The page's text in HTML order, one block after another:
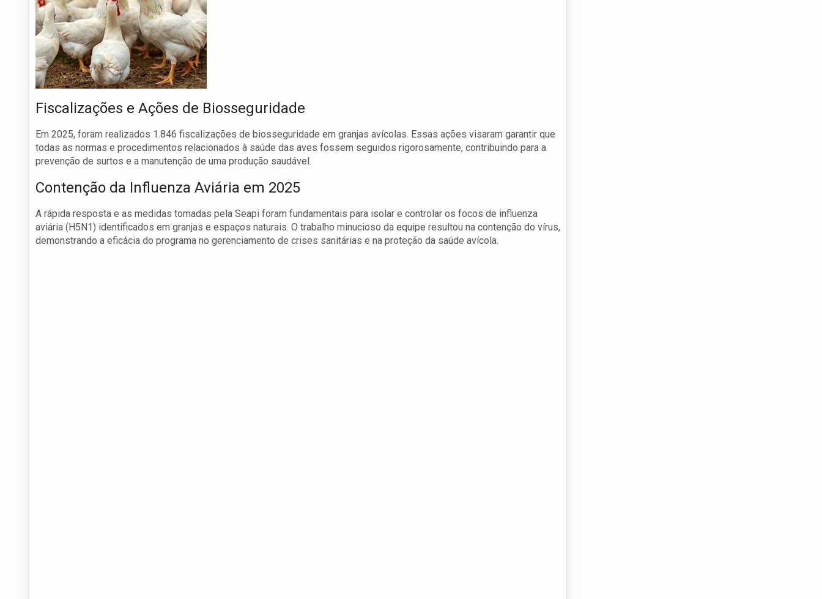
Fiscalizações e Ações de Biosseguridade
Em 2025, foram realizados 1.846 fiscalizações de biosseguridade em granjas avícolas. Essas ações visaram garantir que
todas as normas e procedimentos relacionados à saúde das aves fossem seguidos rigorosamente, contribuindo para a
prevenção de surtos e a manutenção de uma produção saudável.
Contenção da Influenza Aviária em 2025
A rápida resposta e as medidas tomadas pela Seapi foram fundamentais para isolar e controlar os focos de influenza
aviária (H5N1) identificados em granjas e espaços naturais. O trabalho minucioso da equipe resultou na contenção do vírus,
demonstrando a eficácia do programa no gerenciamento de crises sanitárias e na proteção da saúde avícola.